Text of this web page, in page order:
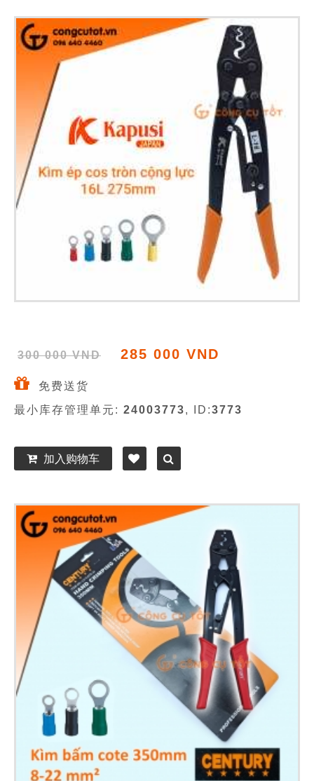
300 000 VND 285 000 VND
免费送货
最小库存管理单元: 24003773, ID:3773
加入购物车